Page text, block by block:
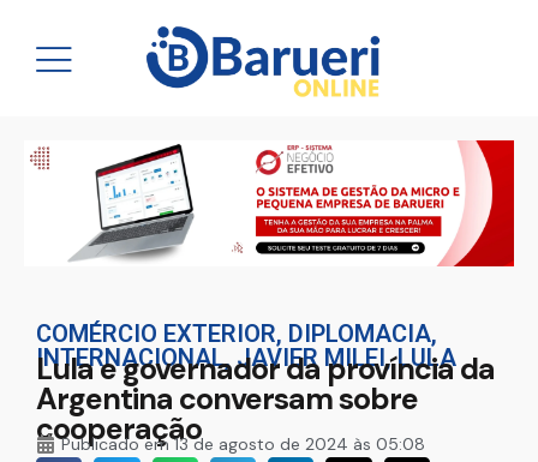
COMÉRCIO EXTERIOR, DIPLOMACIA,
INTERNACIONAL, JAVIER MILEI,LULA
Lula e governador da província da
Argentina conversam sobre
cooperação
Publicado em13 de agosto de 2024 às 05:08